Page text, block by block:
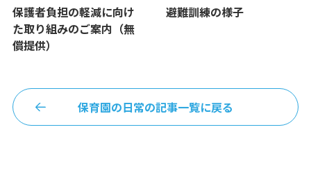
保護者負担の軽減に向け
た取り組みのご案内（無
償提供）
避難訓練の様子
保育園の日常の記事一覧に戻る